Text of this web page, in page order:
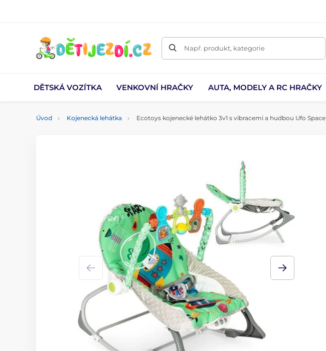
Např. produkt, kategorie
DĚTSKÁ VOZÍTKA VENKOVNÍ HRAČKY AUTA, MODELY A RC HRAČKY
Úvod Kojenecká lehátka Ecotoys kojenecké lehátko 3v1 s vibracemi a hudbou Ufo Space